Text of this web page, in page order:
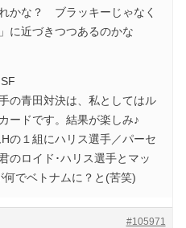
かな？ ブラッキーじゃなく
に近づきつつあるのかな
の青田対決は、私としてはル
ードです。結果が楽しみ♪
の１組にハリス選手／パーセ
ロイド･ハリス選手とマッ
でベトナムに？と(苦笑)
#105971